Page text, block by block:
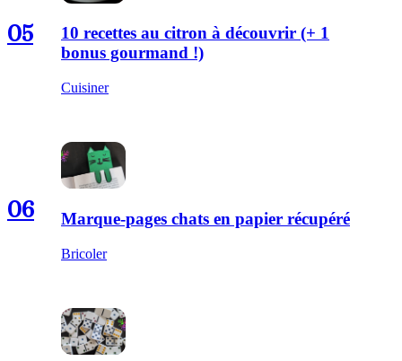
05
10 recettes au citron à découvrir (+ 1
bonus gourmand !)
Cuisiner
06 Marque-pages chats en papier récupéré
Bricoler